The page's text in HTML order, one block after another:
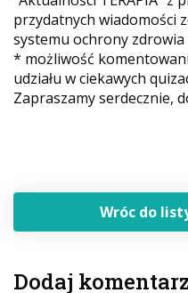
przydatnych wiadomości
systemu ochrony zdrowia
* możliwość
udziału w ciekawych
Zapraszamy serdecznie,
Wróc do
Dodaj